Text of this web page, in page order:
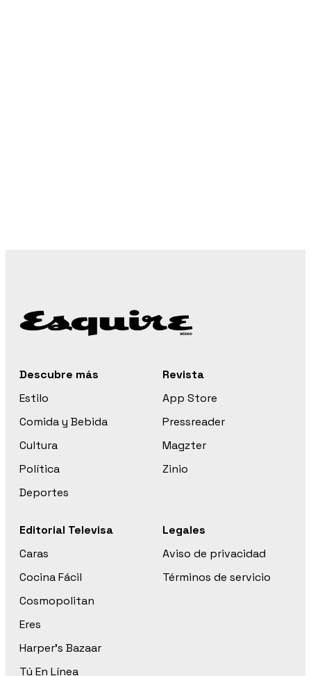
Descubre más
Estilo
Comida y Bebida
Cultura
Política
Deportes
Revista
App Store
Pressreader
Magzter
Zinio
Editorial Televisa
Caras
Cocina Fácil
Cosmopolitan
Eres
Harper’s Bazaar
Tú En Línea
Legales
Aviso de privacidad
Términos de servicio